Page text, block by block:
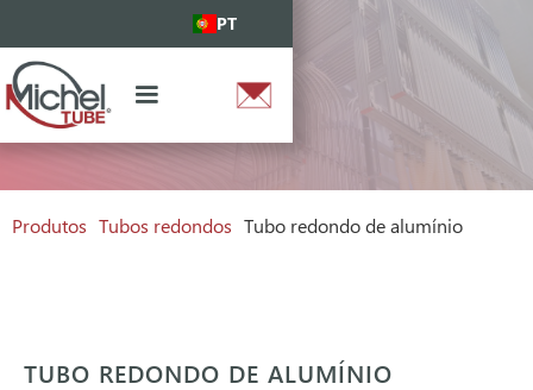
PT
Produtos Tubos redondos Tubo redondo de alumínio
TUBO REDONDO DE ALUMÍNIO